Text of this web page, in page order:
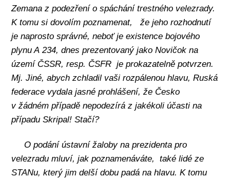
Zemana z podezření o spáchání trestného velezrady.
K tomu si dovolím poznamenat,
že jeho rozhodnutí
je naprosto správné, neboť je existence bojového
plynu A 234, dnes prezentovaný jako Novičok na
území ČSSR, resp. ČSFR je prokazatelně potvrzen.
Mj. Jiné, abych zchladil vaši rozpálenou hlavu, Ruská
federace vydala jasné prohlášení, že Česko
v žádném případě nepodezírá z jakékoli účasti na
případu Skripal! Stačí?
O podání ústavní žaloby na prezidenta pro
velezradu mluví, jak poznamenáváte,
také lidé ze
STANu, který jim delší dobu padá na hlavu. K tomu